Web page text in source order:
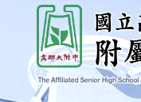
國立高雄師範大學附
High School of